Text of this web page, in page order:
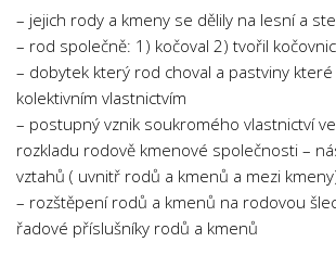
Jazyky
Management
Marketing
Němčina
Občanská nauka
Pedagogika
Právo
– jejich rody a kmeny se dělily na lesní a
– rod společně: 1) kočoval 2) tvořil
– dobytek který rod choval a pastviny které
kolektivním vlastnictvím
– postupný vznik soukromého vlastnictví
rozkladu rodově kmenové společnosti –
vztahů ( uvnitř rodů a kmenů a mezi
– rozštěpení rodů a kmenů na rodovou
řadové příslušníky rodů a kmenů